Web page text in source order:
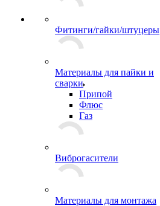
Фитинги/гайки/штуцеры
Материалы для пайки и
сварки
Припой
Флюс
Газ
Виброгасители
Материалы для монтажа